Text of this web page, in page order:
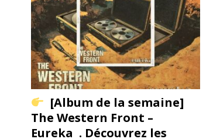
[Album de la semaine]
The Western Front –
Eureka . Découvrez les